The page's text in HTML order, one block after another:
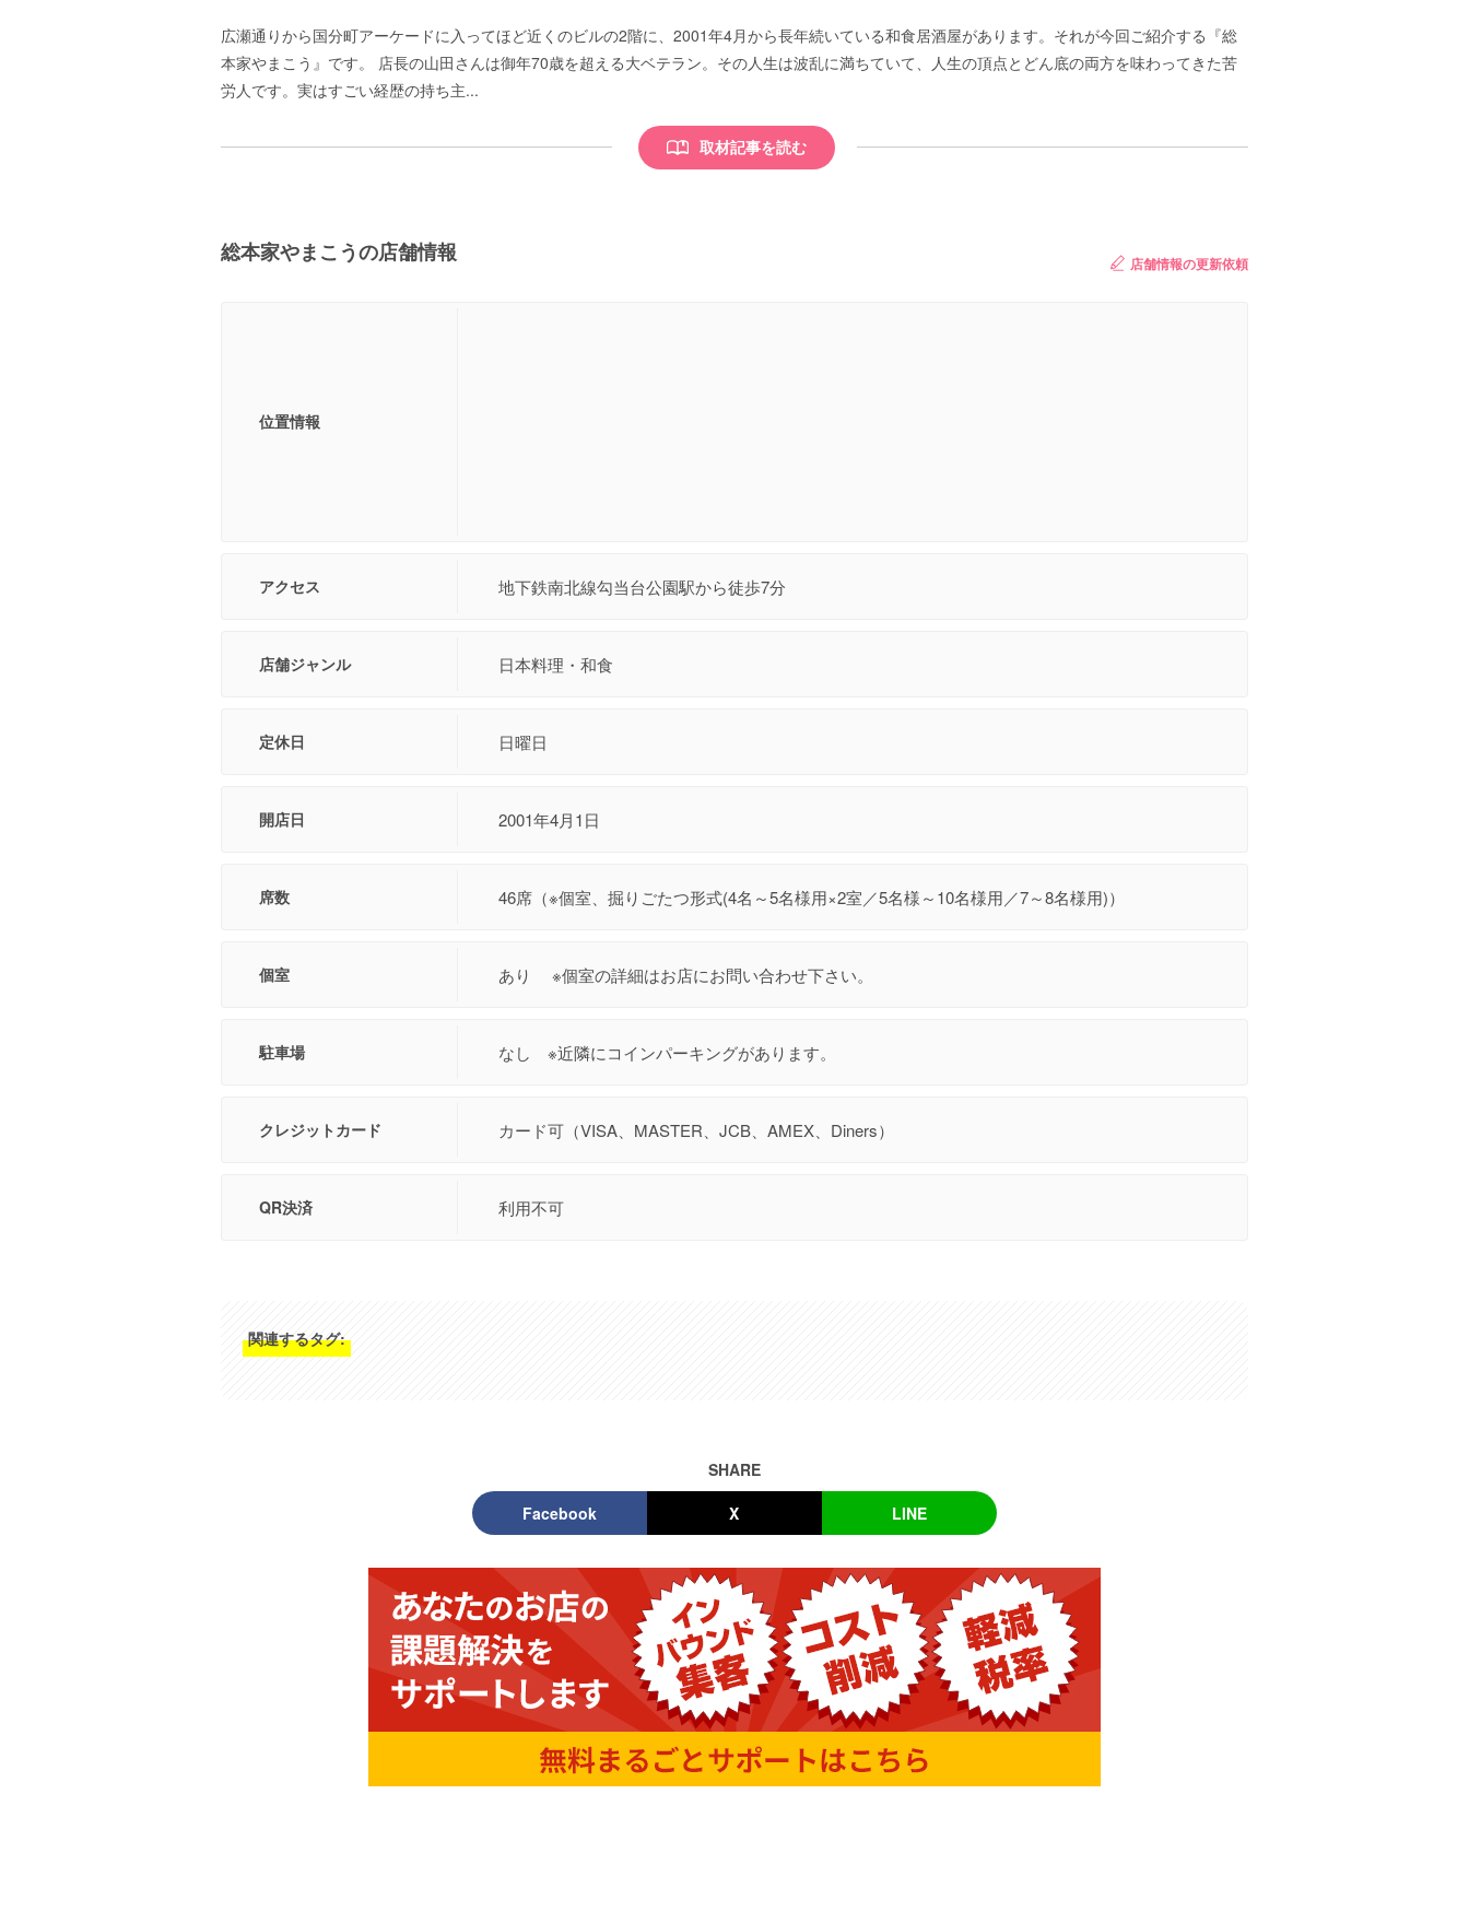
広瀬通りから国分町アーケードに入ってほど近くのビルの2階に、2001年4月から長年続いている和食居酒屋があります。それが今回ご紹介する『総
本家やまこう』です。 店長の山田さんは御年70歳を超える大ベテラン。その人生は波乱に満ちていて、人生の頂点とどん底の両方を味わってきた苦
労人です。実はすごい経歴の持ち主...
取材記事を読む
総本家やまこうの店舗情報 店舗情報の更新依頼
位置情報
アクセス 地下鉄南北線勾当台公園駅から徒歩7分
店舗ジャンル 日本料理・和食
定休日 日曜日
開店日 2001年4月1日
席数 46席（※個室、掘りごたつ形式(4名～5名様用×2室／5名様～10名様用／7～8名様用)）
個室 あり ※個室の詳細はお店にお問い合わせ下さい。
駐車場 なし ※近隣にコインパーキングがあります。
クレジットカード カード可（VISA、MASTER、JCB、AMEX、Diners）
QR決済 利用不可
関連するタグ:
SHARE
Facebook X LINE